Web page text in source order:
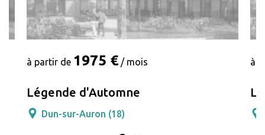
à partir de 1975 € / mois
Légende d'Automne
Dun-sur-Auron (18)
à